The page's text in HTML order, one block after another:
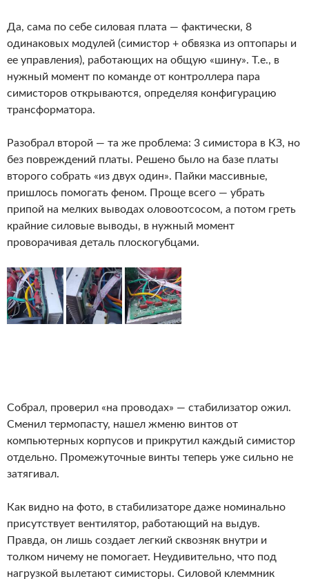
Да, сама по себе силовая плата — фактически, 8
одинаковых модулей (симистор + обвязка из оптопары и
ее управления), работающих на общую «шину». Т.е., в
нужный момент по команде от контроллера пара
симисторов открываются, определяя конфигурацию
трансформатора.
Разобрал второй — та же проблема: 3 симистора в КЗ, но
без повреждений платы. Решено было на базе платы
второго собрать «из двух один». Пайки массивные,
пришлось помогать феном. Проще всего — убрать
припой на мелких выводах оловоотсосом, а потом греть
крайние силовые выводы, в нужный момент
проворачивая деталь плоскогубцами.
Собрал, проверил «на проводах» — стабилизатор ожил.
Сменил термопасту, нашел жменю винтов от
компьютерных корпусов и прикрутил каждый симистор
отдельно. Промежуточные винты теперь уже сильно не
затягивал.
Как видно на фото, в стабилизаторе даже номинально
присутствует вентилятор, работающий на выдув.
Правда, он лишь создает легкий сквозняк внутри и
толком ничему не помогает. Неудивительно, что под
нагрузкой вылетают симисторы. Силовой клеммник